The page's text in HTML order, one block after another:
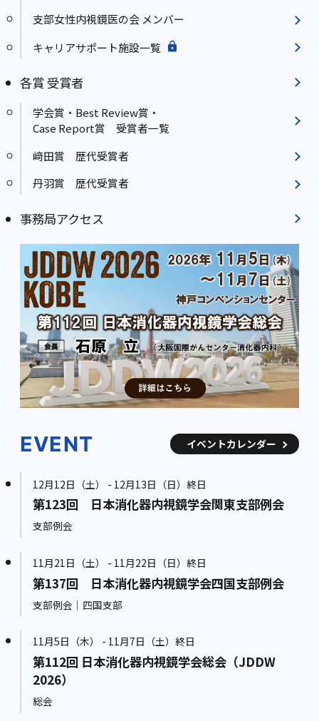
支部女性内視鏡医の会 メンバー
キャリアサポート施設一覧
各賞 受賞者
学会賞・Best Review賞・
Case Report賞 受賞者一覧
﨑田賞 歴代受賞者
丹羽賞 歴代受賞者
事務局アクセス
EVENT イベントカレンダー
12月12日（土） - 12月13日（日）終日
第123回 日本消化器内視鏡学会関東支部例会
支部例会
11月21日（土） - 11月22日（日）終日
第137回 日本消化器内視鏡学会四国支部例会
支部例会｜四国支部
11月5日（木） - 11月7日（土）終日
第112回 日本消化器内視鏡学会総会（JDDW
2026）
総会